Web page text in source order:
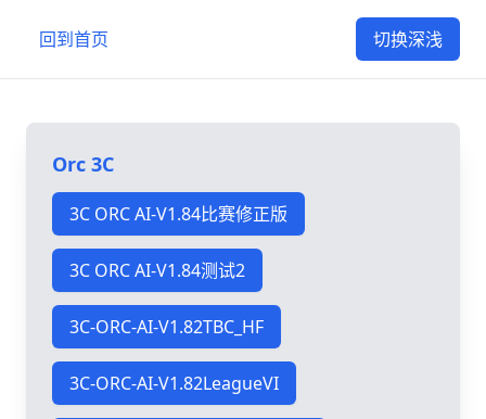
回到首页 切换深浅
Orc 3C
3C ORC AI-V1.84比赛修正版
3C ORC AI-V1.84测试2
3C-ORC-AI-V1.82TBC_HF
3C-ORC-AI-V1.82LeagueVI